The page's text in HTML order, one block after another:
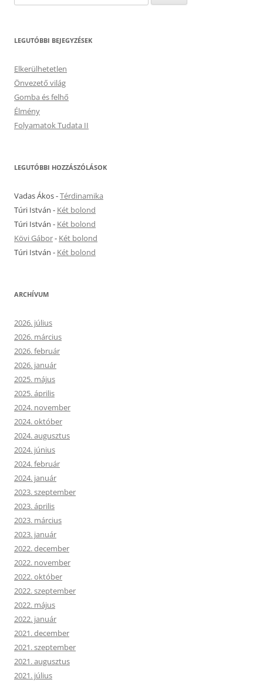
LEGUTÓBBI BEJEGYZÉSEK
Elkerülhetetlen
Önvezető világ
Gomba és felhő
Élmény
Folyamatok Tudata II
LEGUTÓBBI HOZZÁSZÓLÁSOK
Vadas Ákos-Térdinamika
Túri István - Két bolond
Túri István - Két bolond
Kövi Gábor- Két bolond
Túri István - Két bolond
ARCHÍVUM
2026. július
2026. március
2026. február
2026. január
2025. május
2025. április
2024. november
2024. október
2024. augusztus
2024. június
2024. február
2024. január
2023. szeptember
2023. április
2023. március
2023. január
2022. december
2022. november
2022. október
2022. szeptember
2022. május
2022. január
2021. december
2021. szeptember
2021. augusztus
2021. július